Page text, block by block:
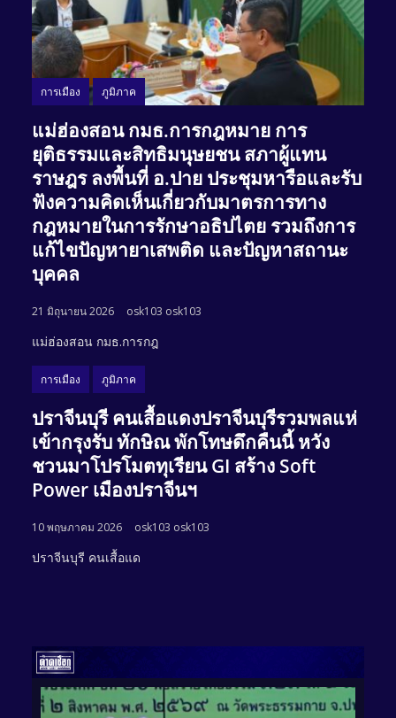
การเมือง ภูมิภาค
แม่ฮ่องสอน กมธ.การกฎหมาย การ
ยุติธรรมและสิทธิมนุษยชน สภาผู้แทน
ราษฎร ลงพื้นที่ อ.ปาย ประชุมหารือและรับ
ฟังความคิดเห็นเกี่ยวกับมาตรการทาง
กฎหมายในการรักษาอธิปไตย รวมถึงการ
แก้ไขปัญหายาเสพติด และปัญหาสถานะ
บุคคล
21 มิถุนายน 2026 osk103 osk103
แม่ฮ่องสอน กมธ.การกฎ
การเมือง ภูมิภาค
ปราจีนบุรี คนเสื้อแดงปราจีนบุรีรวมพลแห่
เข้ากรุงรับ ทักษิณ พักโทษดึกคืนนี้ หวัง
ชวนมาโปรโมตทุเรียน GI สร้าง Soft
Power เมืองปราจีนฯ
10 พฤษภาคม 2026 osk103 osk103
ปราจีนบุรี คนเสื้อแด